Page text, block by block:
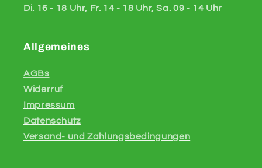
Di. 16 - 18 Uhr, Fr. 14 - 18 Uhr, Sa. 09 - 14 Uhr
Allgemeines
AGBs
Widerruf
Impressum
Datenschutz
Versand- und Zahlungsbedingungen